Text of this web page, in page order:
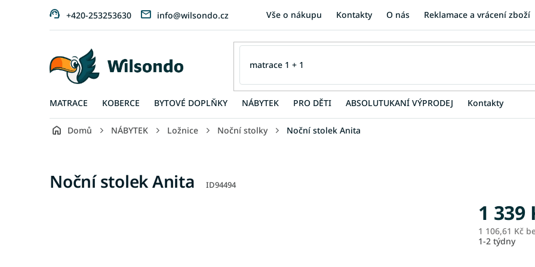
+420-253253630 info@wilsondo.cz Vše o nákupu Kontakty O nás Reklamace a vrácení zboží
MATRACE KOBERCE BYTOVÉ DOPLŇKY NÁBYTEK PRO DĚTI ABSOLUTUKANÍ VÝPRODEJ Kontakty
Domů NÁBYTEK Ložnice Noční stolky Noční stolek Anita
Noční stolek Anita ID94494
1 339
1 106,61 Kč
1-2 týdny